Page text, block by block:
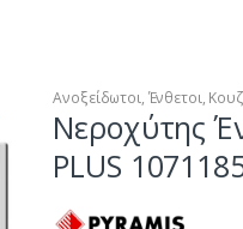
Ανοξείδωτοι, Ένθετοι,
Νεροχύτης
PLUS